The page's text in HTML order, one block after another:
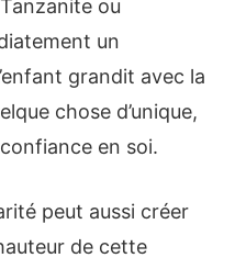
ou
un
grandit avec la
chose d’unique,
en soi.
peut aussi créer
de cette